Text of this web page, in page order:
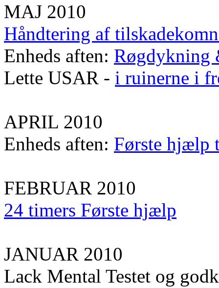
MAJ 2010
Håndtering af
Enheds aften: Røgdykning
Lette USAR - i ruinerne i
APRIL 2010
Enheds aften: Første hjælp
FEBRUAR 2010
24 timers Første hjælp
JANUAR 2010
Lack Mental Testet og